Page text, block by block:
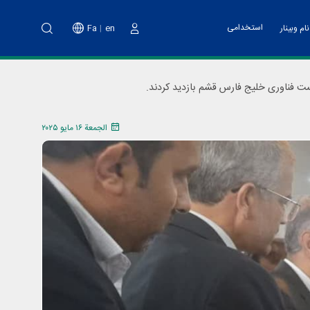
فناوری و پشتیبانی
وبینار
دوم پویش ملی نو آفرین صنعت ساز
تانا
استخدامی Fa en
فناوری خلیج فارس قشم بازدید کردند.
الجمعة ١٦ مايو ٢٠٢٥